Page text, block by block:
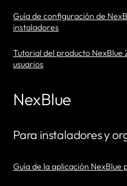
Guía de configuración de
instaladores
Tutorial del producto
usuarios
NexBlue
Para instaladores y
Guía de la aplicación NexBlue